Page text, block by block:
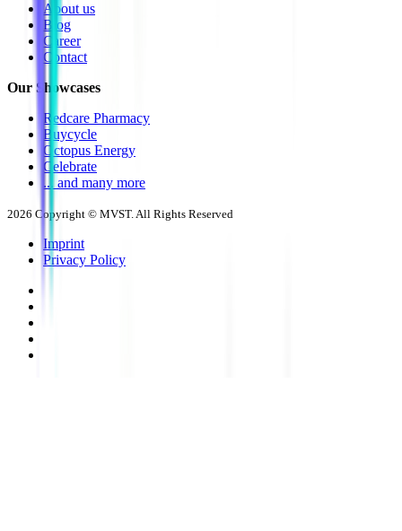
About us
Blog
Career
Contact
Our Showcases
Redcare Pharmacy
Buycycle
Octopus Energy
Celebrate
... and many more
2026 Copyright © MVST. All Rights Reserved
Imprint
Privacy Policy